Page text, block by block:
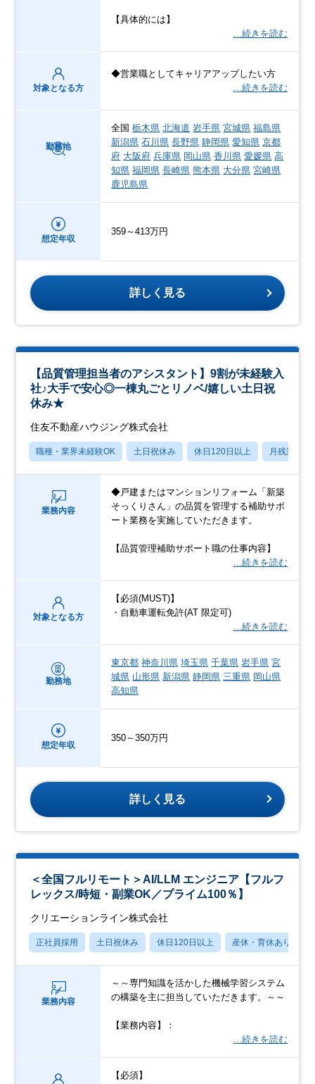
【具体的には】
…続きを読む
対象となる方
◆営業職としてキャリアアップしたい方
…続きを読む
勤務地
全国栃木県 北海道 岩手県 宮城県 福島県
新潟県 石川県 長野県 静岡県 愛知県 京都
府 大阪府 兵庫県 岡山県 香川県 愛媛県 高
知県 福岡県 長崎県 熊本県 大分県 宮崎県
鹿児島県
想定年収
359～413万円
詳しく見る
【品質管理担当者のアシスタント】9割が未経験入
社♪大手で安心◎一棟丸ごとリノベ/嬉しい土日祝
休み★
住友不動産ハウジング株式会社
職種・業界未経験OK 土日祝休み 休日120日以上 月残業20
業務内容
◆戸建またはマンションリフォーム「新築
そっくりさん」の品質を管理する補助サポ
ート業務を実施していただきます。
【品質管理補助サポート職の仕事内容】
…続きを読む
対象となる方
【必須(MUST)】
・自動車運転免許(AT 限定可)
…続きを読む
勤務地
東京都 神奈川県 埼玉県 千葉県 岩手県 宮
城県 山形県 新潟県 静岡県 三重県 岡山県
高知県
想定年収
350～350万円
詳しく見る
＜全国フルリモート＞AI/LLM エンジニア【フルフ
レックス/時短・副業OK／プライム100％】
クリエーションライン株式会社
正社員採用 土日祝休み 休日120日以上 産休・育休あり
業務内容
～～専門知識を活かした機械学習システム
の構築を主に担当していただきます。～～
【業務内容】：
…続きを読む
【必須】